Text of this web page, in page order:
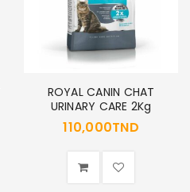
ROYAL CANIN CHAT
URINARY CARE 2Kg
110,000TND